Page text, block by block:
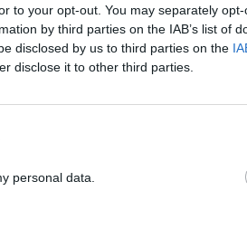
to your opt-out. You may separately
by third parties on the IAB’s list of
disclosed by us to third parties on the
disclose it to other third parties.
personal data.
Καλό Μεσημεράκι